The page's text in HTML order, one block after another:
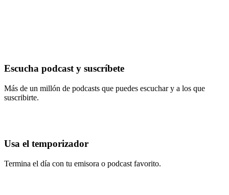
Escucha podcast y suscríbete
Más de un millón de podcasts que puedes escuchar y a los que
suscribirte.
Usa el temporizador
Termina el día con tu emisora o podcast favorito.